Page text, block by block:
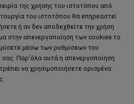
της χρήσης του ιστοτόπου από
του ιστοτόπου θα επηρεαστεί
ή αν δεν αποδεχθείτε την χρήση
στην απενεργοποίηση των cookies το
μέσω των ρυθμίσεων του
Παρ’όλα αυτά η απενεργοποίηση
να χρησιμοποιήσετε ορισμένα